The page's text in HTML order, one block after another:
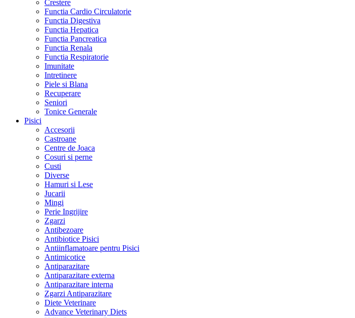
Crestere
Functia Cardio Circulatorie
Functia Digestiva
Functia Hepatica
Functia Pancreatica
Functia Renala
Functia Respiratorie
Imunitate
Intretinere
Piele si Blana
Recuperare
Seniori
Tonice Generale
Pisici
Accesorii
Castroane
Centre de Joaca
Cosuri si perne
Custi
Diverse
Hamuri si Lese
Jucarii
Mingi
Perie Ingrijire
Zgarzi
Antibezoare
Antibiotice Pisici
Antiinflamatoare pentru Pisici
Antimicotice
Antiparazitare
Antiparazitare externa
Antiparazitare interna
Zgarzi Antiparazitare
Diete Veterinare
Advance Veterinary Diets